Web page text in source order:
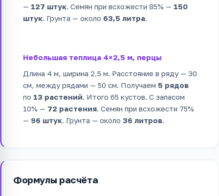
— 127 штук. Семян при всхожести 85% — 150
штук. Грунта — около 63,5 литра.
Небольшая теплица 4×2,5 м, перцы
Длина 4 м, ширина 2,5 м. Расстояние в ряду — 30
см, между рядами — 50 см. Получаем 5 рядов
по 13 растений. Итого 65 кустов. С запасом
10% — 72 растения. Семян при всхожести 75%
— 96 штук. Грунта — около 36 литров.
Формулы расчёта